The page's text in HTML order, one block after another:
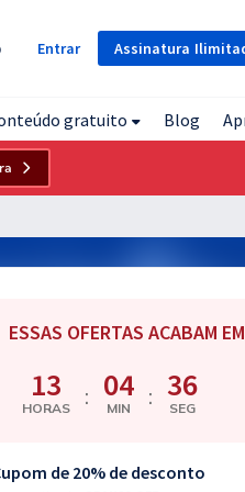
Assinatura
Entrar
gratuito Blog
ESSAS OFERTAS ACABAM
13
HORAS : 04
MIN : 35
SEG
de 20% de desconto